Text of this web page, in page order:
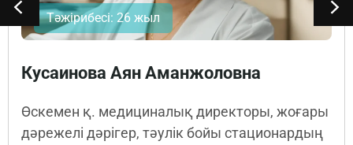
Тәжірибесі: 26 жыл
Кусаинова Аян Аманжоловна
Өскемен қ. медициналық директоры, жоғары
дәрежелі дәрігер, тәулік бойы стационардың